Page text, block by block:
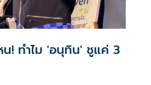
น! ทำไม 'อนุทิน' ชูแค่ 3